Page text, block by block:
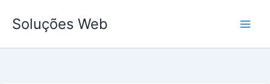
para
conteúdo
Soluções Web